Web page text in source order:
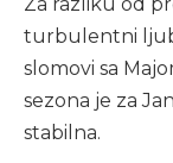
turbulentni
slomovi sa
sezona je za
stabilna.